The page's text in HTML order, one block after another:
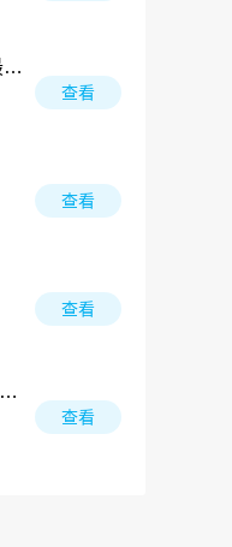
像素火影2026最新版
查看
查看
查看
鼹鼠同行之森林之家万圣节版
查看